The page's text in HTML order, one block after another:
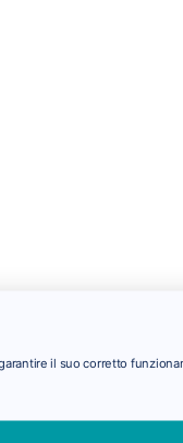
il suo corretto